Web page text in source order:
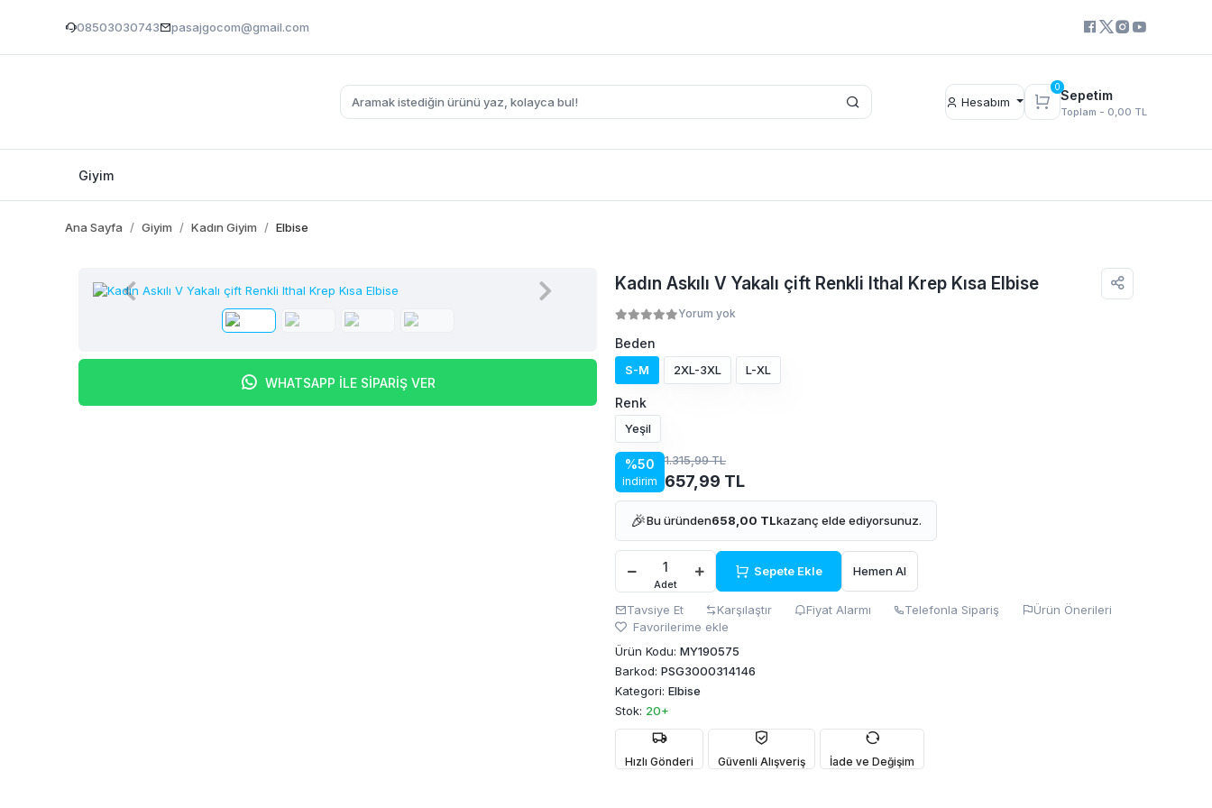
08503030743 pasajgocom@gmail.com
Hesabım
0
Sepetim
Toplam - 0,00 TL
Giyim
Ana Sayfa Giyim Kadın Giyim Elbise
WHATSAPP İLE SİPARİŞ VER
Kadın Askılı V Yakalı çift Renkli Ithal Krep Kısa Elbise
Yorum yok
Beden
S-M 2XL-3XL L-XL
Renk
Yeşil
%50
indirim
1.315,99 TL
657,99 TL
🎉Bu üründen658,00 TLkazanç elde ediyorsunuz.
Adet
Sepete Ekle Hemen Al
Tavsiye Et Karşılaştır Fiyat Alarmı Telefonla Sipariş
Ürün Önerileri
Favorilerime ekle
Ürün Kodu: MY190575
Barkod: PSG3000314146
Kategori: Elbise
Stok: 20+
Hızlı Gönderi Güvenli Alışveriş İade ve Değişim